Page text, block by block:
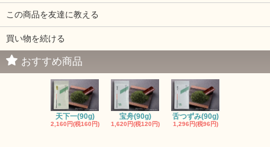
この商品を友達に教える
買い物を続ける
おすすめ商品
天下一(90g)
2,160円(税160円)
宝舟(90g)
1,620円(税120円)
舌つずみ(90g)
1,296円(税96円)